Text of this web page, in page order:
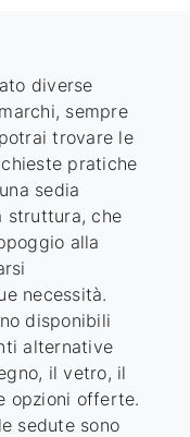
diverse
sempre
trovare le
pratiche
sedia
struttura, che
alla
necessità.
disponibili
alternative
il vetro, il
opzioni offerte.
sedute sono